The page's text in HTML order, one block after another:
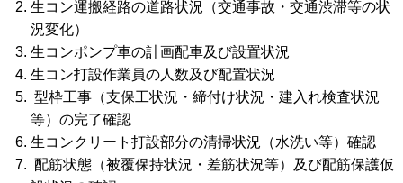
生コン運搬経路の道路状況（交通事故・交通渋滞等の状
況変化）
生コンポンプ車の計画配車及び設置状況
生コン打設作業員の人数及び配置状況
型枠工事（支保工状況・締付け状況・建入れ検査状況
等）の完了確認
生コンクリート打設部分の清掃状況（水洗い等）確認
配筋状態（被覆保持状況・差筋状況等）及び配筋保護仮